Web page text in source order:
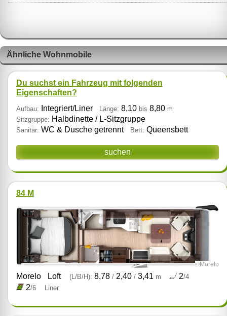
Ähnliche Wohnmobile
Du suchst ein Fahrzeug mit folgenden
Eigenschaften?
Aufbau: Integriert/Liner Länge: 8,10 bis 8,80 m
Sitzgruppe: Halbdinette / L‑Sitzgruppe
Sanitär: WC & Dusche getrennt Bett: Queensbett
suchen
84 M
©Morelo
Morelo Loft (L/B/H): 8,78 /2,40 /3,41 m 2/4
2/6 Liner